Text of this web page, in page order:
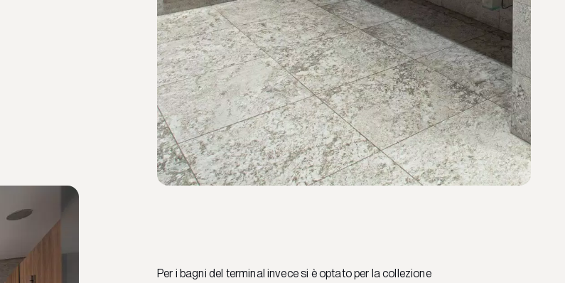
Per i bagni del terminal invece si è optato per la collezione